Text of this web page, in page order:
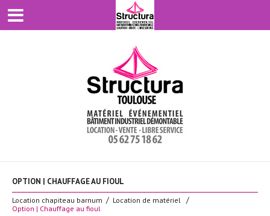
OPTION | CHAUFFAGE AU FIOUL
Location chapiteau barnum
Location de matériel
Option | Chauffage au fioul